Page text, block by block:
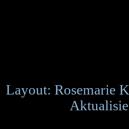
Layout: Rosemarie